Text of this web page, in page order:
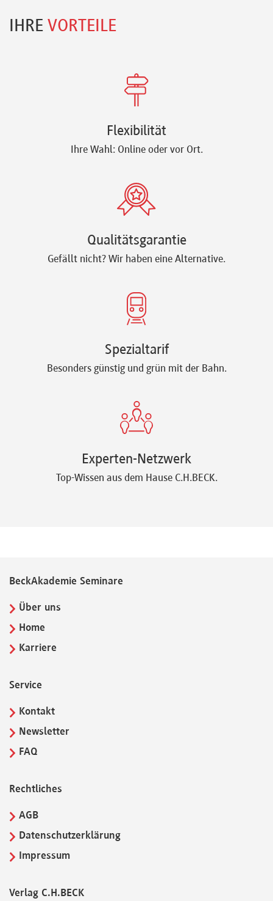
IHRE VORTEILE
Flexibilität
Ihre Wahl: Online oder vor Ort.
Qualitätsgarantie
Gefällt nicht? Wir haben eine Alternative.
Spezialtarif
Besonders günstig und grün mit der Bahn.
Experten-Netzwerk
Top-Wissen aus dem Hause C.H.BECK.
BeckAkademie Seminare
Über uns
Home
Karriere
Service
Kontakt
Newsletter
FAQ
Rechtliches
AGB
Datenschutzerklärung
Impressum
Verlag C.H.BECK